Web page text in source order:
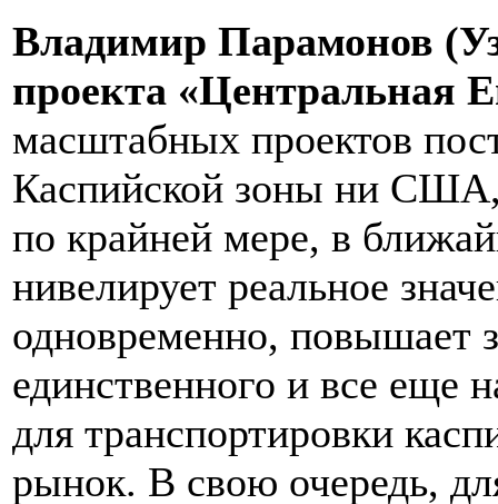
Владимир Парамонов
проекта «Центральная
масштабных проектов
Каспийской зоны ни
по крайней мере, в
нивелирует реальное
одновременно, повышает
единственного и все еще
для транспортировки
рынок. В свою очередь,